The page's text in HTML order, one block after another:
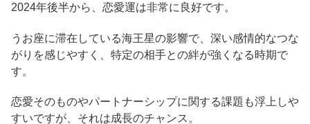
2024年後半から、恋愛運は非常に良好です。
うお座に滞在している海王星の影響で、深い感情的なつな
がりを感じやすく、特定の相手との絆が強くなる時期で
す。
恋愛そのものやパートナーシップに関する課題も浮上しや
すいですが、それは成長のチャンス。